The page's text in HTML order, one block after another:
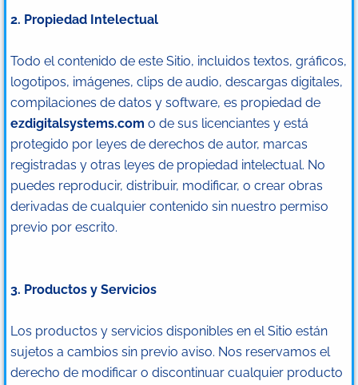
2. Propiedad Intelectual
Todo el contenido de este Sitio, incluidos textos, gráficos,
logotipos, imágenes, clips de audio, descargas digitales,
compilaciones de datos y software, es propiedad de
ezdigitalsystems.com o de sus licenciantes y está
protegido por leyes de derechos de autor, marcas
registradas y otras leyes de propiedad intelectual. No
puedes reproducir, distribuir, modificar, o crear obras
derivadas de cualquier contenido sin nuestro permiso
previo por escrito.
3. Productos y Servicios
Los productos y servicios disponibles en el Sitio están
sujetos a cambios sin previo aviso. Nos reservamos el
derecho de modificar o discontinuar cualquier producto